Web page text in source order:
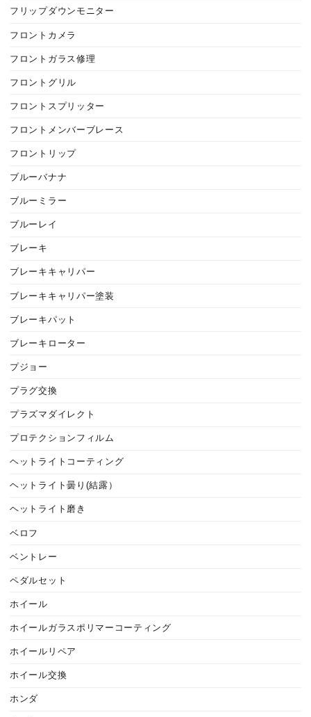
フリップダウンモニター
フロントカメラ
フロントガラス修理
フロントグリル
フロントスプリッター
フロントメンバーブレース
フロントリップ
ブルーバナナ
ブルーミラー
ブルーレイ
ブレーキ
ブレーキキャリパー
ブレーキキャリパー塗装
ブレーキパット
ブレーキローター
プジョー
プラグ交換
プラズマダイレクト
プロテクションフィルム
ヘットライトコーティング
ヘットライト曇り(結露）
ヘットライト磨き
ベロフ
ベントレー
ペダルセット
ホイール
ホイールガラスポリマーコーティング
ホイールリペア
ホイール交換
ホンダ